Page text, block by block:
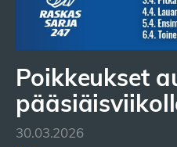
Poikkeukset
30.03.2026